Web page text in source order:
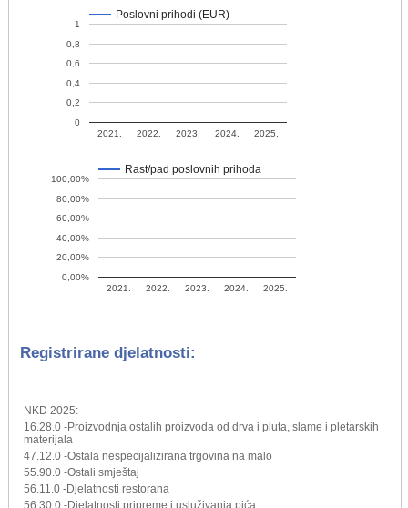
Poslovni prihodi (EUR)
2021. 2022. 2023. 2024. 2025.
0
0,2
0,4
0,6
0,8
1
Rast/pad poslovnih prihoda
2021. 2022. 2023. 2024. 2025.
0,00%
20,00%
40,00%
60,00%
80,00%
100,00%
Registrirane djelatnosti:
NKD 2025:
16.28.0 -Proizvodnja ostalih proizvoda od drva i pluta, slame i pletarskih
materijala
47.12.0 -Ostala nespecijalizirana trgovina na malo
55.90.0 -Ostali smještaj
56.11.0 -Djelatnosti restorana
56.30.0 -Djelatnosti pripreme i usluživanja pića